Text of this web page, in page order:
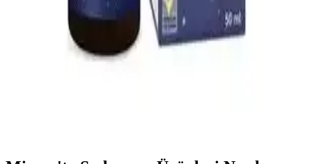
Yıkanabilir kilitli bebek mama kabı ve gıda poşetleri hijyen ve
sürdürülebilirlik sağlar, kolay temizlenir, güvenli ve ekonomik
kullanımıyla ebeveynlerin tercihidir.
Bebeklerde Uyku Kalitesini Artıran Doğal Uyku